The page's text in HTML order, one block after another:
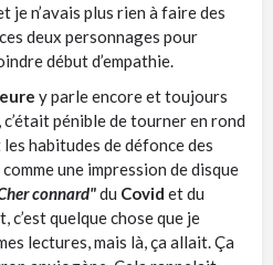
je n’avais plus rien à faire des
deux personnages pour
début d’empathie.
y parle encore et toujours
pénible de tourner en rond
habitudes de défonce des
une impression de disque
connard"du Covid et du
c’est quelque chose que je
lectures, mais là, ça allait. Ça